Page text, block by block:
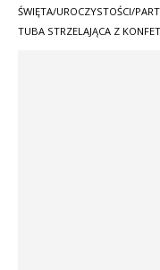
ŚWIĘTA/UROCZYSTOŚCI/
TUBA STRZELAJĄCA Z